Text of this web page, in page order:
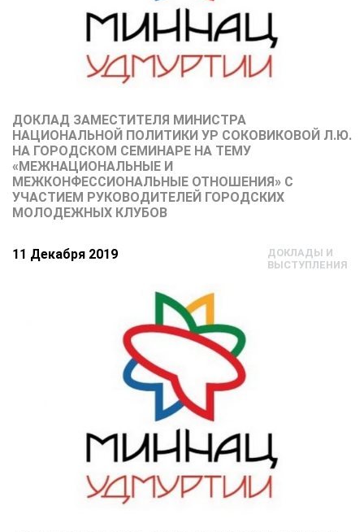
ДОКЛАД ЗАМЕСТИТЕЛЯ МИНИСТРА
НАЦИОНАЛЬНОЙ ПОЛИТИКИ УР СОКОВИКОВОЙ Л.Ю.
НА ГОРОДСКОМ СЕМИНАРЕ НА ТЕМУ
«МЕЖНАЦИОНАЛЬНЫЕ И
МЕЖКОНФЕССИОНАЛЬНЫЕ ОТНОШЕНИЯ» С
УЧАСТИЕМ РУКОВОДИТЕЛЕЙ ГОРОДСКИХ
МОЛОДЕЖНЫХ КЛУБОВ
11 Декабря 2019
ДОКЛАДЫ И
ВЫСТУПЛЕНИЯ